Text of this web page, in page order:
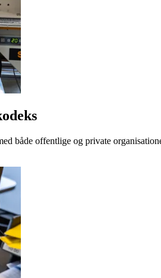
både offentlige og private